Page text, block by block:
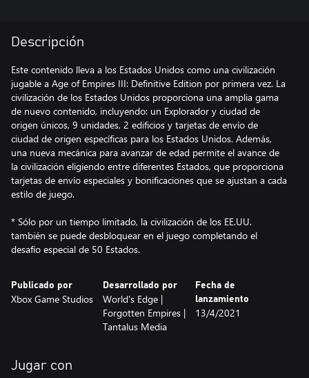
Descripción
Este contenido lleva a los Estados Unidos como una civilización
jugable a Age of Empires III: Definitive Edition por primera vez. La
civilización de los Estados Unidos proporciona una amplia gama
de nuevo contenido, incluyendo: un Explorador y ciudad de
origen únicos, 9 unidades, 2 edificios y tarjetas de envío de
ciudad de origen específicas para los Estados Unidos. Además,
una nueva mecánica para avanzar de edad permite el avance de
la civilización eligiendo entre diferentes Estados, que proporciona
tarjetas de envío especiales y bonificaciones que se ajustan a cada
estilo de juego.
* Sólo por un tiempo limitado, la civilización de los EE.UU.
también se puede desbloquear en el juego completando el
desafío especial de 50 Estados.
Publicado por
Xbox Game Studios
Desarrollado por
World's Edge |
Forgotten Empires |
Tantalus Media
Fecha de
lanzamiento
13/4/2021
Jugar con